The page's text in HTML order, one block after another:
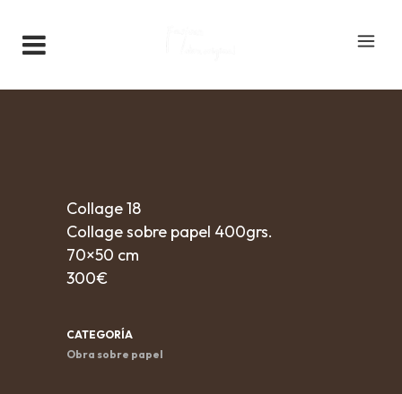
Collage 18
Collage sobre papel 400grs.
70×50 cm
300€
CATEGORÍA
Obra sobre papel